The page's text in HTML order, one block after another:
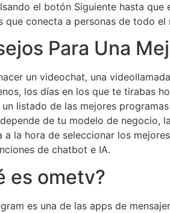
el botón Siguiente hasta
que conecta a personas de todo el
Para Una
un videochat, una
los días en los que te tirabas
un listado de las mejores
de tu modelo de negocio,
a la hora de seleccionar los
de chatbot e IA.
es ometv?
es una de las apps de